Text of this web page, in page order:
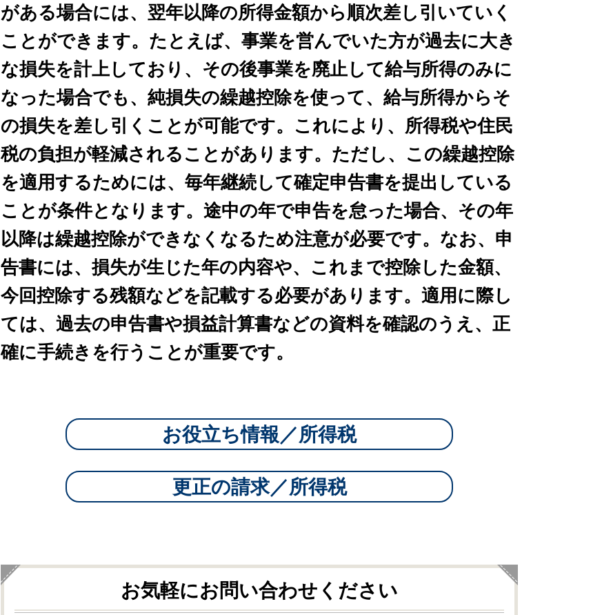
がある場合には、翌年以降の所得金額から順次差し引いていく
ことができます。 たとえば、事業を営んでいた方が過去に大き
な損失を計上しており、その後事業を廃止して給与所得のみに
なった場合でも、純損失の繰越控除を使って、給与所得からそ
の損失を差し引くことが可能です。これにより、所得税や住民
税の負担が軽減されることがあります。 ただし、この繰越控除
を適用するためには、毎年継続して確定申告書を提出している
ことが条件となります。途中の年で申告を怠った場合、その年
以降は繰越控除ができなくなるため注意が必要です。 なお、申
告書には、損失が生じた年の内容や、これまで控除した金額、
今回控除する残額などを記載する必要があります。適用に際し
ては、過去の申告書や損益計算書などの資料を確認のうえ、正
確に手続きを行うことが重要です。
お役立ち情報／所得税
更正の請求／所得税
お気軽にお問い合わせください